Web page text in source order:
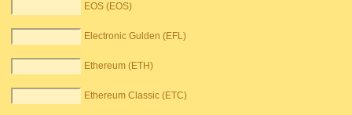
EOS (EOS)
Electronic Gulden (EFL)
Ethereum (ETH)
Ethereum Classic (ETC)